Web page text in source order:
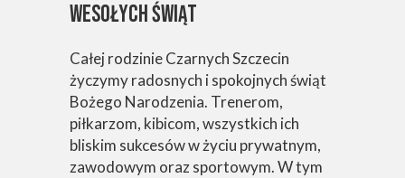
Całej rodzinie Czarnych Szczecin
życzymy radosnych i spokojnych świąt
Bożego Narodzenia. Trenerom,
piłkarzom, kibicom, wszystkich ich
bliskim sukcesów w życiu prywatnym,
zawodowym oraz sportowym. W tym
WESOŁYCH ŚWIĄT